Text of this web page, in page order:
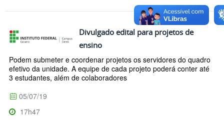
Divulgado edital para projetos de
ensino
Podem submeter e coordenar projetos os servidores do quadro
efetivo da unidade. A equipe de cada projeto poderá conter até
3 estudantes, além de colaboradores
05/07/19
17h47